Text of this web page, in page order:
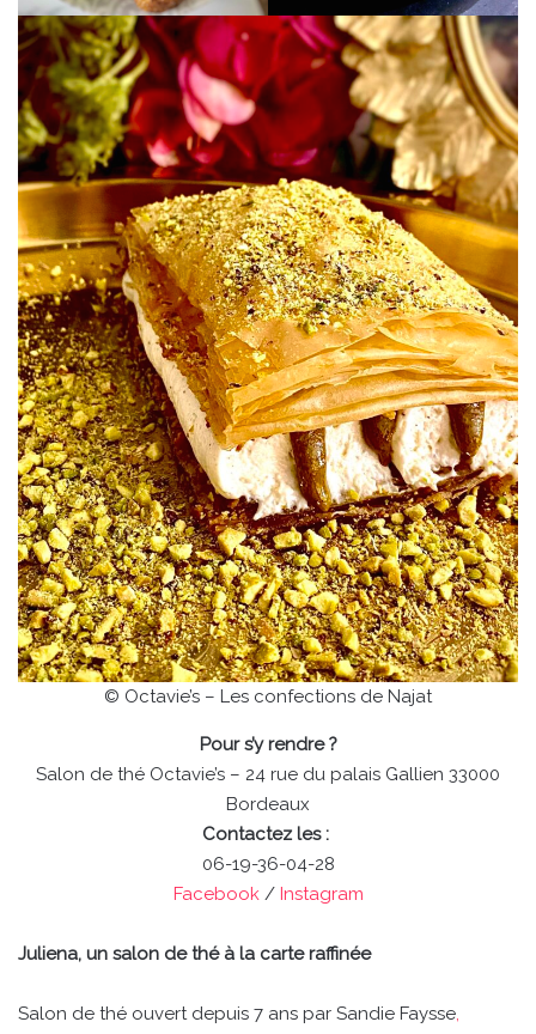
© Octavie’s – Les confections de Najat
Pour s’y rendre ?
Salon de thé Octavie’s – 24 rue du palais Gallien 33000
Bordeaux
Contactez les :
06-19-36-04-28
Facebook/ Instagram
Juliena, un salon de thé à la carte raffinée
Salon de thé ouvert depuis 7 ans par Sandie Faysse,